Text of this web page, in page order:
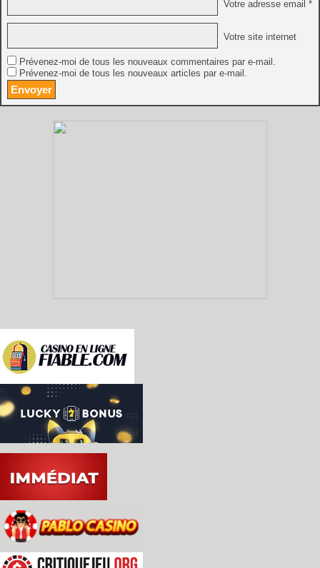
Votre adresse email *
Votre site internet
Prévenez-moi de tous les nouveaux commentaires par e-mail.
Prévenez-moi de tous les nouveaux articles par e-mail.